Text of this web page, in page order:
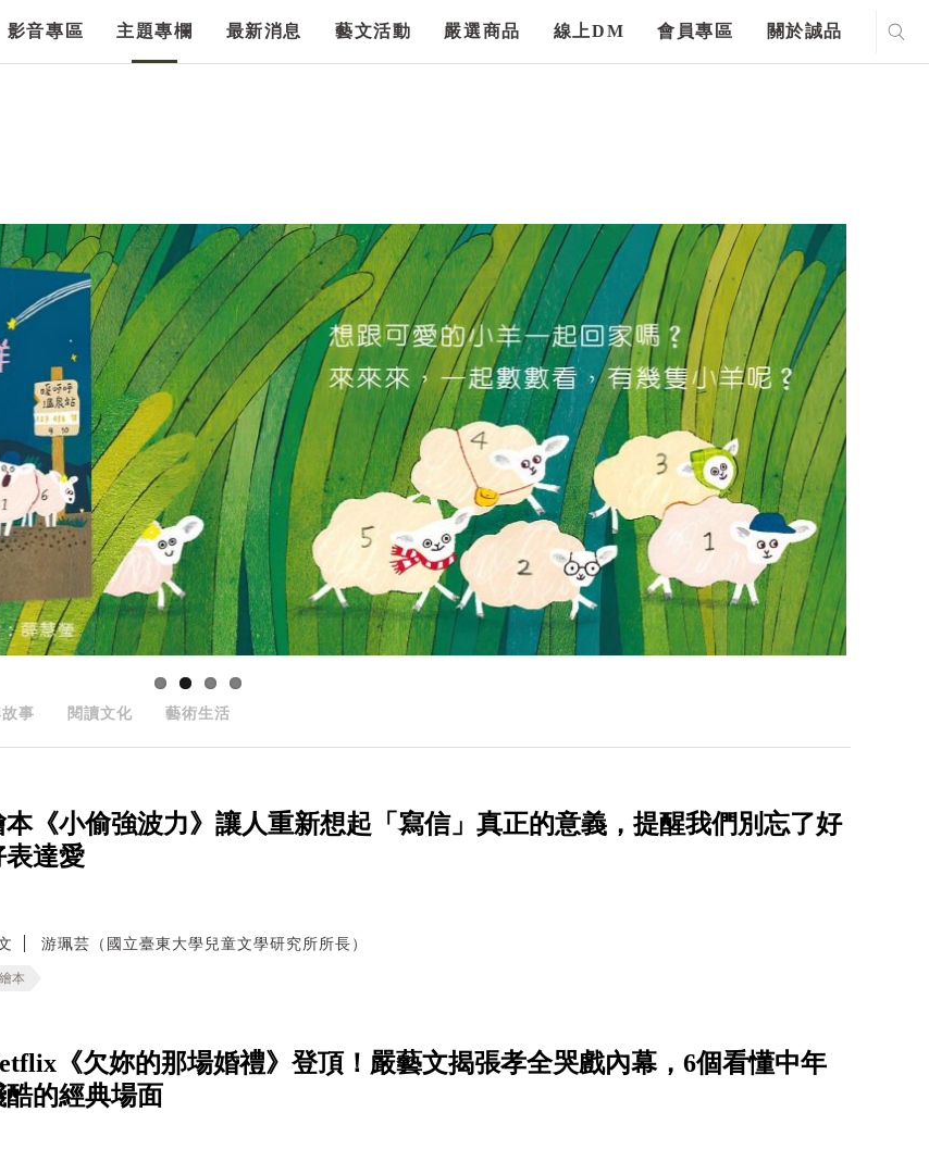
影音專區 主題專欄 最新消息 藝文活動 嚴選商品 線上DM 會員專區 關於誠品
事 閱讀文化 藝術生活
本《小偷強波力》讓人重新想起「寫信」真正的意義，提醒我們別忘了好
表達愛
游珮芸（國立臺東大學兒童文學研究所所長）
本
《欠妳的那場婚禮》登頂！嚴藝文揭張孝全哭戲內幕，6個看懂中年
酷的經典場面